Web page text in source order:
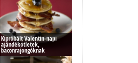
Kipróbált Valentin-napi
ajándékötletek,
baconrajongóknak